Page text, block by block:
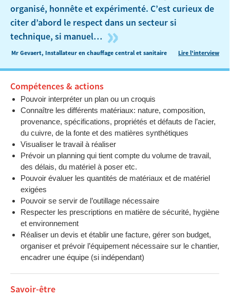
organisé, honnête et expérimenté. C’est curieux de
citer d’abord le respect dans un secteur si
technique, si manuel… »
Mr Gevaert, Installateur en chauffage central et sanitaire Lire l'interview
Compétences & actions
Pouvoir interpréter un plan ou un croquis
Connaître les différents matériaux: nature, composition,
provenance, spécifications, propriétés et défauts de l’acier,
du cuivre, de la fonte et des matières synthétiques
Visualiser le travail à réaliser
Prévoir un planning qui tient compte du volume de travail,
des délais, du matériel à poser etc.
Pouvoir évaluer les quantités de matériaux et de matériel
exigées
Pouvoir se servir de l’outillage nécessaire
Respecter les prescriptions en matière de sécurité, hygiène
et environnement
Réaliser un devis et établir une facture, gérer son budget,
organiser et prévoir l’équipement nécessaire sur le chantier,
encadrer une équipe (si indépendant)
Savoir-être